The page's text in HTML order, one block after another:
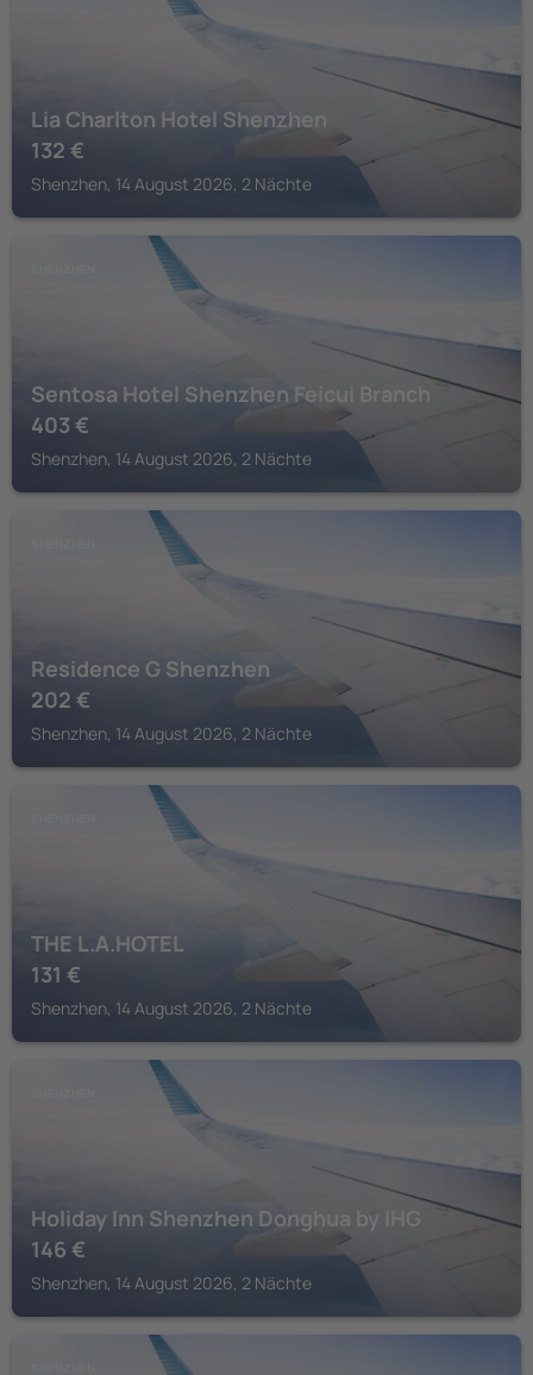
Lia Charlton Hotel Shenzhen
132 €
Shenzhen, 14 August 2026, 2 Nächte
Sentosa Hotel Shenzhen Feicui Branch
403 €
Shenzhen, 14 August 2026, 2 Nächte
Residence G Shenzhen
202 €
Shenzhen, 14 August 2026, 2 Nächte
THE L.A.HOTEL
131 €
Shenzhen, 14 August 2026, 2 Nächte
Holiday Inn Shenzhen Donghua by IHG
146 €
Shenzhen, 14 August 2026, 2 Nächte